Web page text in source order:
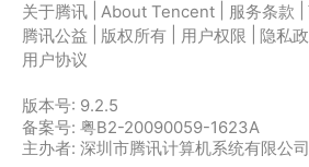
关于腾讯 About Tencent 服务条款
腾讯公益
版权所有 用户权限 隐私
用户协议
版本号: 9.2.5
备案号: 粤B2-20090059-1623A
主办者: 深圳市腾讯计算机系统有限公司